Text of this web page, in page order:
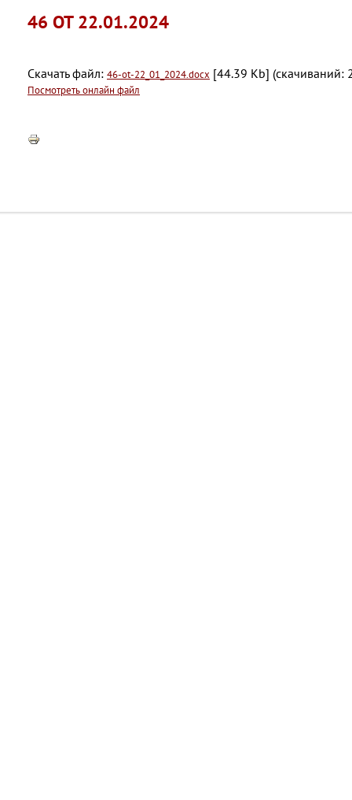
46 ОТ 22.01.2024
Скачать файл: 46-ot-22_01_2024.docx [44.39 Kb] (cкачиваний:
Посмотреть онлайн файл